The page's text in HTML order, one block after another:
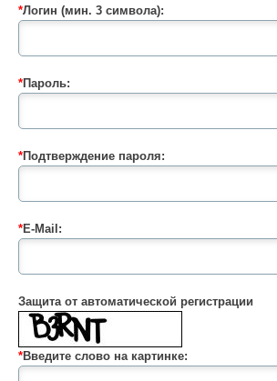
*Логин (мин. 3 символа):
*Пароль:
*Подтверждение пароля:
*E-Mail:
Защита от автоматической регистрации
*Введите слово на картинке: